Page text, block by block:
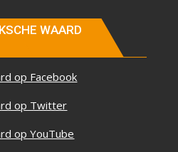
WAARD
op Facebook
op Twitter
op YouTube